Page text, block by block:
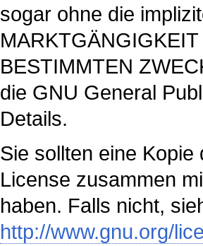
sogar ohne die
BESTIMMTEN
die GNU General
Details.
Sie sollten eine
License zusammen
haben. Falls nicht,
http://www.gnu.org/